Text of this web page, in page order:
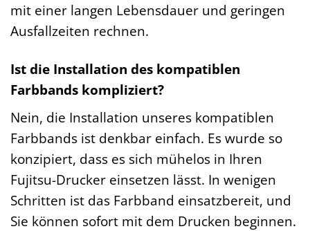
mit einer langen Lebensdauer und geringen
Ausfallzeiten rechnen.
Ist die Installation des kompatiblen
Farbbands kompliziert?
Nein, die Installation unseres kompatiblen
Farbbands ist denkbar einfach. Es wurde so
konzipiert, dass es sich mühelos in Ihren
Fujitsu-Drucker einsetzen lässt. In wenigen
Schritten ist das Farbband einsatzbereit, und
Sie können sofort mit dem Drucken beginnen.